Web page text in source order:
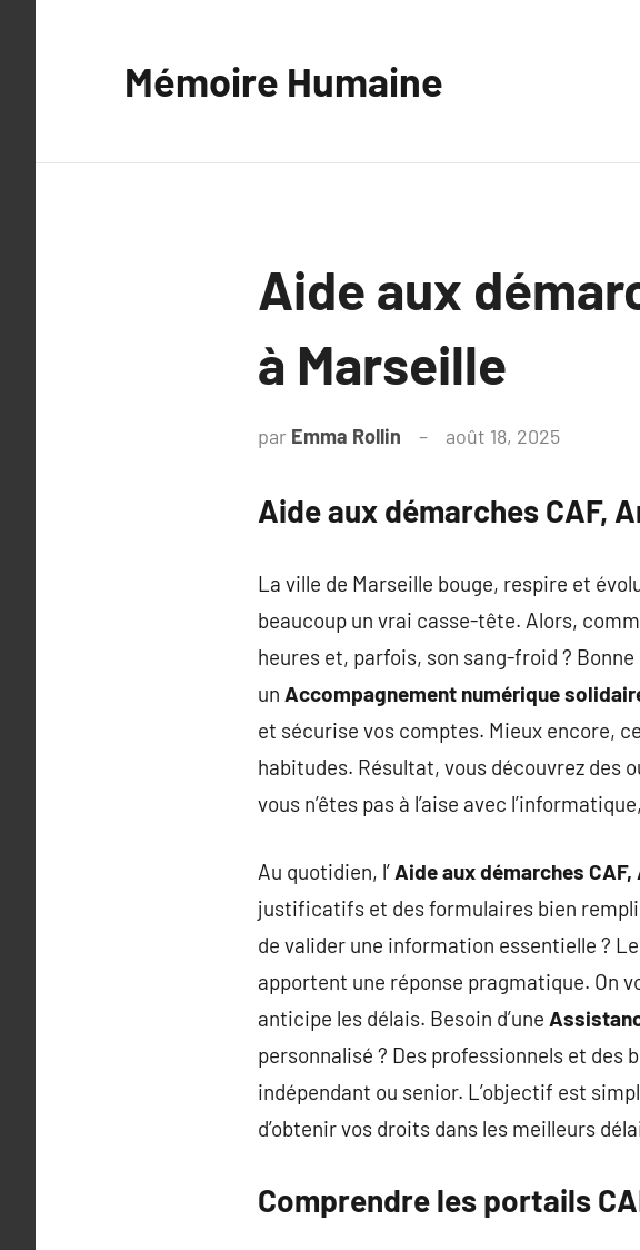
Mémoire Humaine
Aide aux
à Marseille
par Emma Rollin août 18, 2025
Aide aux démarches CAF,
La ville de Marseille bouge, respire et
beaucoup un vrai casse-tête. Alors,
heures et, parfois, son sang-froid ?
un Accompagnement numérique
et sécurise vos comptes. Mieux encore,
habitudes. Résultat, vous découvrez des
vous n’êtes pas à l’aise avec
Au quotidien, l’ Aide aux démarches
justificatifs et des formulaires bien
de valider une information essentielle ?
apportent une réponse pragmatique. On
anticipe les délais. Besoin d’une
personnalisé ? Des professionnels et des
indépendant ou senior. L’objectif est
d’obtenir vos droits dans les meilleurs
Comprendre les portails